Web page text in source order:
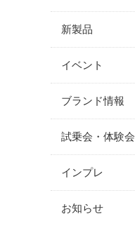
新製品
イベント
ブランド情報
試乗会・体験会
インプレ
お知らせ